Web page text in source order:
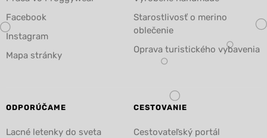
Facebook
Instagram
Mapa stránky
Starostlivosť o merino
oblečenie
Oprava turistického vybavenia
ODPORÚČAME
Lacné letenky do sveta
CESTOVANIE
Cestovateľský portál